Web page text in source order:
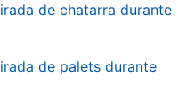
de chatarra durante
de palets durante